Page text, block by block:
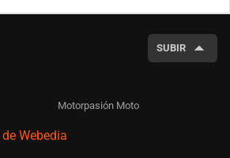
SUBIR
Motorpasión Moto
Webedia